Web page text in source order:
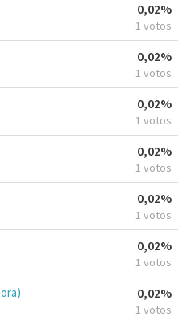
0,02%
1 votos
0,02%
1 votos
0,02%
1 votos
0,02%
1 votos
0,02%
1 votos
0,02%
1 votos
0,02%
1 votos